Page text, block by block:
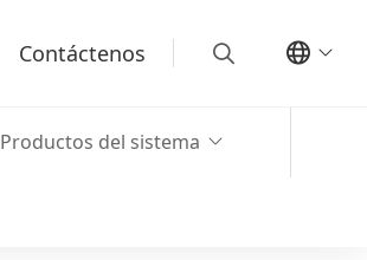
Contáctenos
Productos del sistema